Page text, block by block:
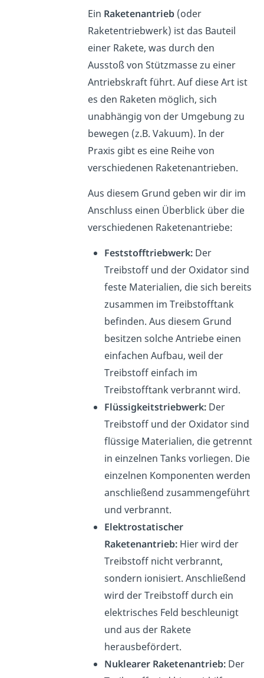
Ein Raketenantrieb(oder
Raketentriebwerk) ist das Bauteil
einer Rakete, was durch den
Ausstoß von Stützmasse zu einer
Antriebskraft führt. Auf diese Art ist
es den Raketen möglich, sich
unabhängig von der Umgebung zu
bewegen (z.B. Vakuum). In der
Praxis gibt es eine Reihe von
verschiedenen Raketenantrieben.
Aus diesem Grund geben wir dir im
Anschluss einen Überblick über die
verschiedenen Raketenantriebe:
Feststofftriebwerk:Der
Treibstoff und der Oxidator sind
feste Materialien, die sich bereits
zusammen im Treibstofftank
befinden. Aus diesem Grund
besitzen solche Antriebe einen
einfachen Aufbau, weil der
Treibstoff einfach im
Treibstofftank verbrannt wird.
Flüssigkeitstriebwerk:Der
Treibstoff und der Oxidator sind
flüssige Materialien, die getrennt
in einzelnen Tanks vorliegen. Die
einzelnen Komponenten werden
anschließend zusammengeführt
und verbrannt.
Elektrostatischer
Raketenantrieb:Hier wird der
Treibstoff nicht verbrannt,
sondern ionisiert. Anschließend
wird der Treibstoff durch ein
elektrisches Feld beschleunigt
und aus der Rakete
herausbefördert.
Nuklearer Raketenantrieb: Der